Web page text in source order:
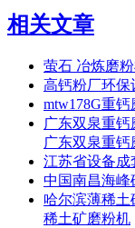
相关文章
萤石 冶炼磨
高钙粉厂环保
mtw178G重
广东双泉重
广东双泉重
江苏省设备成
中国南昌海峰
哈尔滨薄稀
稀土矿磨粉机